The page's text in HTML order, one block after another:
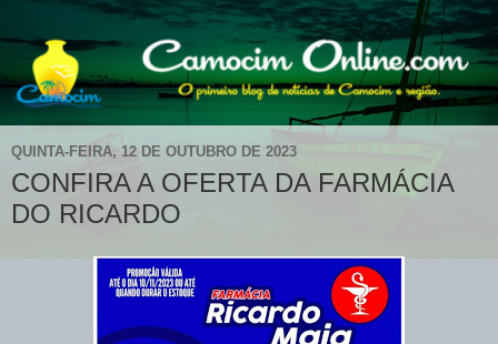
QUINTA-FEIRA, 12 DE OUTUBRO DE 2023
CONFIRA A OFERTA DA FARMÁCIA
DO RICARDO